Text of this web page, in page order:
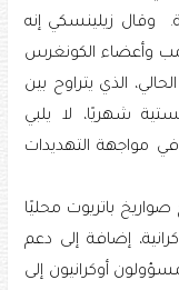
وقال زيلينسكي إنه
وأعضاء الكونغرس
الذي يتراوح بين
شهريًا، لا يلبي
في مواجهة التهديدات
باتريوت محليًا
إضافة إلى دعم
أوكرانيون إلى